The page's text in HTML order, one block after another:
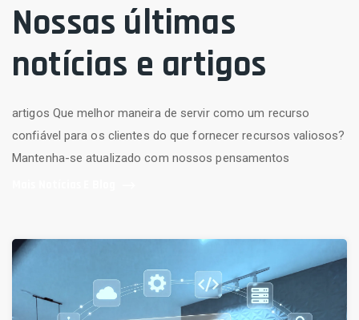
Nossas últimas
notícias e artigos
artigos Que melhor maneira de servir como um recurso
confiável para os clientes do que fornecer recursos valiosos?
Mantenha-se atualizado com nossos pensamentos